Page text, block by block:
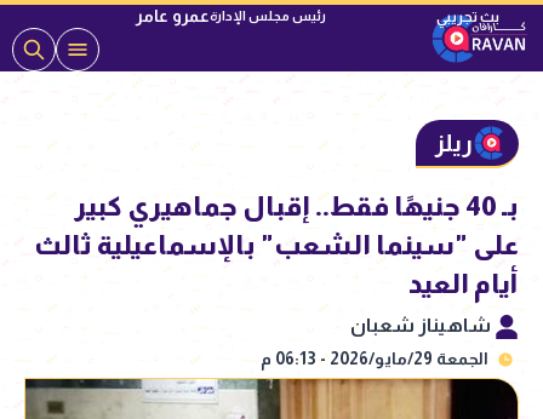
رئيس مجلس الإدارةعمرو عامر
ريلز
بـ 40 جنيهًا فقط.. إقبال جماهيري كبير
على "سينما الشعب" بالإسماعيلية ثالث
أيام العيد
شاهيناز شعبان
الجمعة 29/مايو/2026 - 06:13 م